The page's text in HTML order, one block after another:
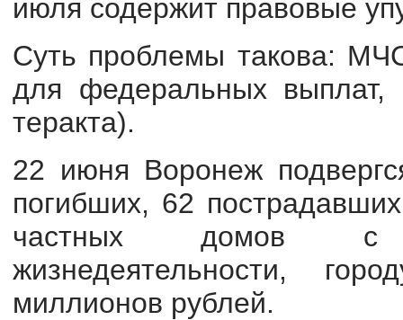
июля содержит правовые
Суть проблемы такова:
для федеральных
теракта).
22 июня Воронеж
погибших, 62
частных домов с
жизнедеятельности,
миллионов рублей.